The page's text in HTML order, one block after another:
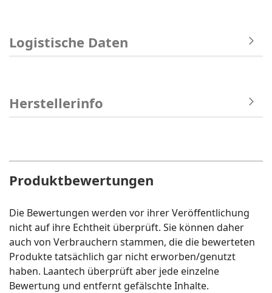
Logistische Daten
Herstellerinfo
Produktbewertungen
Die Bewertungen werden vor ihrer Veröffentlichung
nicht auf ihre Echtheit überprüft. Sie können daher
auch von Verbrauchern stammen, die die bewerteten
Produkte tatsächlich gar nicht erworben/genutzt
haben. Laantech überprüft aber jede einzelne
Bewertung und entfernt gefälschte Inhalte.